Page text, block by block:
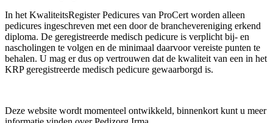
In het KwaliteitsRegister Pedicures van ProCert worden alleen
pedicures ingeschreven met een door de branchevereniging erkend
diploma. De geregistreerde medisch pedicure is verplicht bij- en
nascholingen te volgen en de minimaal daarvoor vereiste punten te
behalen. U mag er dus op vertrouwen dat de kwaliteit van een in het
KRP geregistreerde medisch pedicure gewaarborgd is.
Deze website wordt momenteel ontwikkeld, binnenkort kunt u meer